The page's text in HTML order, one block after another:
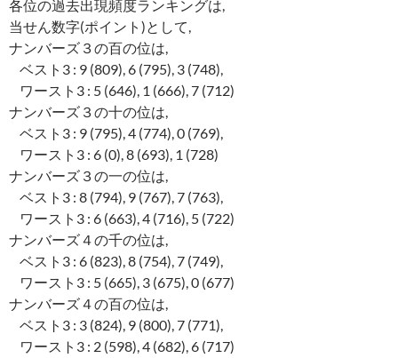
各位の過去出現頻度ランキングは,
当せん数字(ポイント)として,
ナンバーズ３の百の位は,
ベスト3 : 9 (809), 6 (795), 3 (748),
ワースト3 : 5 (646), 1 (666), 7 (712)
ナンバーズ３の十の位は,
ベスト3 : 9 (795), 4 (774), 0 (769),
ワースト3 : 6 (0), 8 (693), 1 (728)
ナンバーズ３の一の位は,
ベスト3 : 8 (794), 9 (767), 7 (763),
ワースト3 : 6 (663), 4 (716), 5 (722)
ナンバーズ４の千の位は,
ベスト3 : 6 (823), 8 (754), 7 (749),
ワースト3 : 5 (665), 3 (675), 0 (677)
ナンバーズ４の百の位は,
ベスト3 : 3 (824), 9 (800), 7 (771),
ワースト3 : 2 (598), 4 (682), 6 (717)